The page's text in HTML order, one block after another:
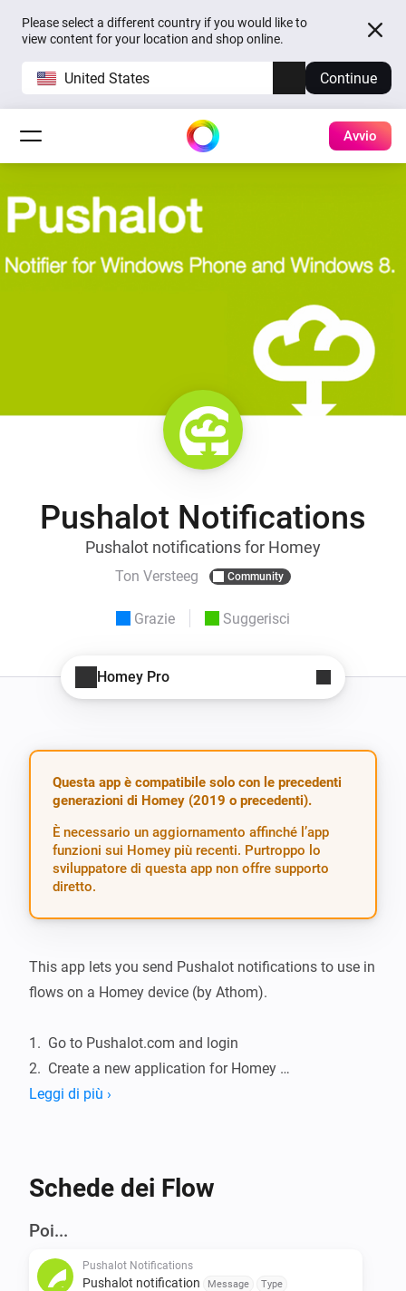
Please select a different country if you would like to
view content for your location and shop online.
United States Continue
Avvio
Pushalot Notifications
Pushalot notifications for Homey
Ton Versteeg Community
Grazie Suggerisci
Homey Pro
Questa app è compatibile solo con le precedenti
generazioni di Homey (2019 o precedenti).
È necessario un aggiornamento affinché l’app
funzioni sui Homey più recenti. Purtroppo lo
sviluppatore di questa app non offre supporto
diretto.
This app lets you send Pushalot notifications to use in
flows on a Homey device (by Athom).
1.  Go to Pushalot.com and login
2.  Create a new application for Homey
https://pushalot.com/manager/authorizations
Donate
If the Pushalot app is useful to you, buy me a beer!
Leggi di più ›
Schede dei Flow
Poi...
Pushalot Notifications
Pushalot notification Message Type